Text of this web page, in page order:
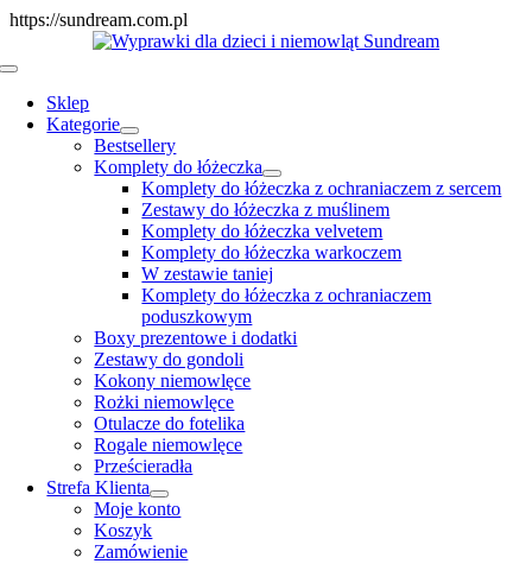
https://sundream.com.pl
to
Toggle
Navigation
Sklep
Kategorie
Bestsellery
Komplety do łóżeczka
Komplety do łóżeczka z ochraniaczem z sercem
Zestawy do łóżeczka z muślinem
Komplety do łóżeczka velvetem
Komplety do łóżeczka warkoczem
W zestawie taniej
Komplety do łóżeczka z ochraniaczem
poduszkowym
Boxy prezentowe i dodatki
Zestawy do gondoli
Kokony niemowlęce
Rożki niemowlęce
Otulacze do fotelika
Rogale niemowlęce
Prześcieradła
Strefa Klienta
Moje konto
Koszyk
Zamówienie